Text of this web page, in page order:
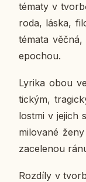
tématy v
ro­da, láska,
témata
epo­chou.
Lyrika obou
tic­kým,
lost­mi v jejich
mi­lo­va­né
za­ce­le­nou
Roz­dí­ly v